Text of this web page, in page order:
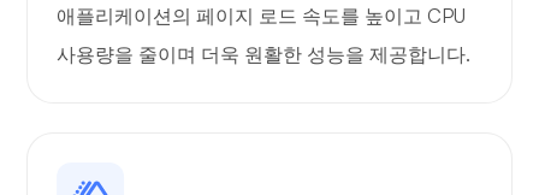
엑스레이
애플리케이션의 페이지 로드 속도를 높이고 CPU
사용량을 줄이며 더욱 원활한 성능을 제공합니다.